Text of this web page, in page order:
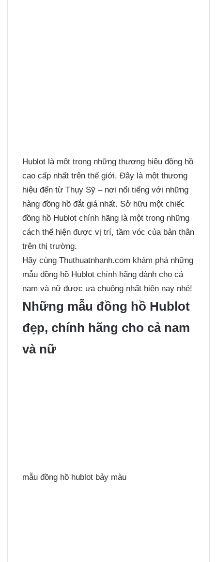
Hublot là một trong những thương hiệu đồng hồ
cao cấp nhất trên thế giới. Đây là một thương
hiệu đến từ Thụy Sỹ – nơi nổi tiếng với những
hàng đồng hồ đắt giá nhất. Sở hữu một chiếc
đồng hồ Hublot chính hãng là một trong những
cách thể hiện được vị trí, tầm vóc của bản thân
trên thị trường.
Hãy cùng Thuthuatnhanh.com khám phá những
mẫu đồng hồ Hublot chính hãng dành cho cả
nam và nữ được ưa chuộng nhất hiện nay nhé!
Những mẫu đồng hồ Hublot
đẹp, chính hãng cho cả nam
và nữ
mẫu đồng hồ hublot bảy màu